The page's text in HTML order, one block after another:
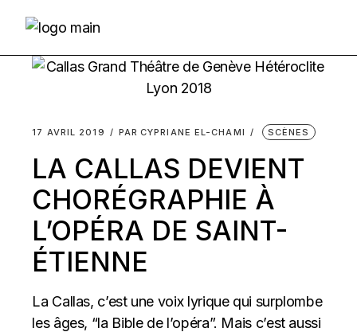
17 AVRIL 2019 PAR CYPRIANE EL-CHAMI SCÈNES
LA CALLAS DEVIENT
CHORÉGRAPHIE À
L’OPÉRA DE SAINT-
ÉTIENNE
La Callas, c’est une voix lyrique qui surplombe
les âges, “la Bible de l’opéra”. Mais c’est aussi